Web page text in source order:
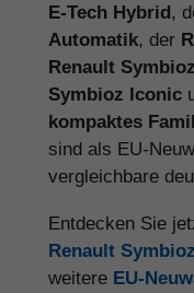
E-Tech Hybrid,
Automatik, der
Renault
Symbioz Iconic
kompaktes
sind als EU-
vergleichbare
Entdecken Sie
Renault
weitere EU-